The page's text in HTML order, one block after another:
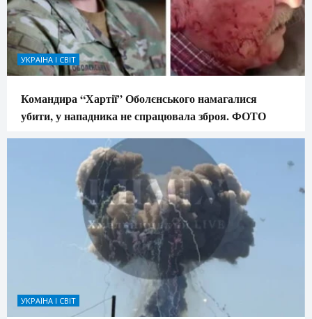
УКРАЇНА І СВІТ
Командира “Хартії” Оболєнського намагалися
убити, у нападника не спрацювала зброя. ФОТО
УКРАЇНА І СВІТ